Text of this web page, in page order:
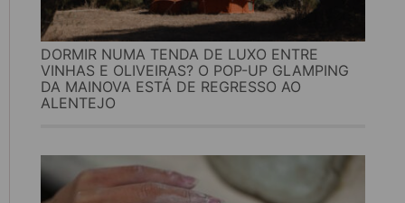
DORMIR NUMA TENDA DE LUXO ENTRE
VINHAS E OLIVEIRAS? O POP-UP GLAMPING
DA MAINOVA ESTÁ DE REGRESSO AO
ALENTEJO